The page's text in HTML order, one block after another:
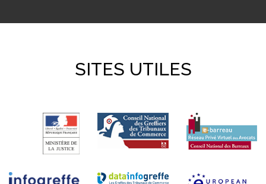
SITES UTILES